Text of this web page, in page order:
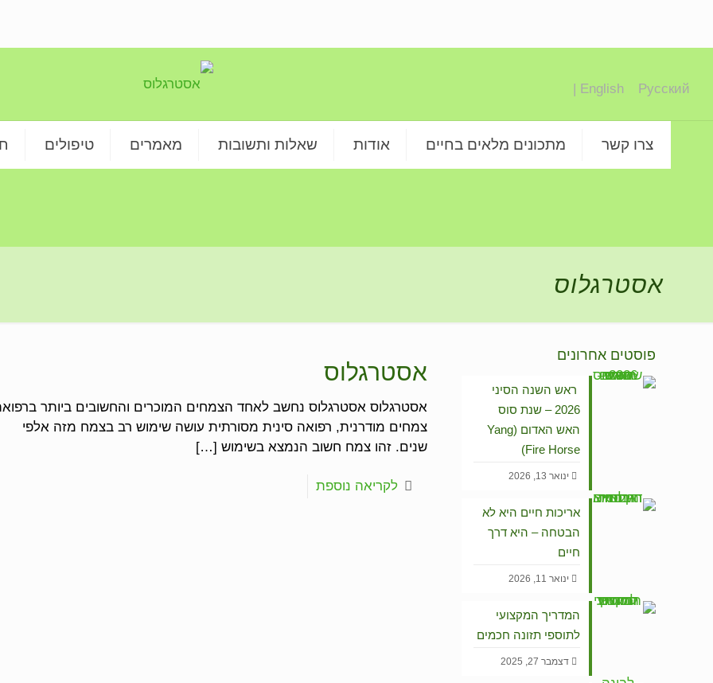
טיפולים מאמרים שאלות ותשובות אודות מתכונים מלאים בחיים צרו קשר
English | Русский
אסטרגלוס
אסטרגלוס
אסטרגלוס אסטרגלוס נחשב לאחד הצמחים המוכרים והחשובים ביותר
צמחים מודרנית, רפואה סינית מסורתית עושה שימוש רב בצמח מזה אלפי
שנים. זהו צמח חשוב הנמצא בשימוש […]
לקריאה נוספת
פוסטים אחרונים
ראש השנה הסיני
2026 – שנת סוס
האש האדום (Yang
Fire Horse)
ינואר 13, 2026
אריכות חיים היא לא
הבטחה – היא דרך
חיים
ינואר 11, 2026
המדריך המקצועי
לתוספי תזונה חכמים
דצמבר 27, 2025